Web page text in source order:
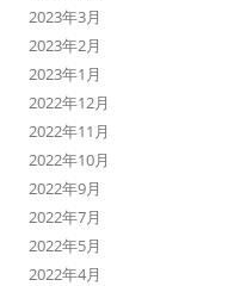
2023年3月
2023年2月
2023年1月
2022年12月
2022年11月
2022年10月
2022年9月
2022年7月
2022年5月
2022年4月